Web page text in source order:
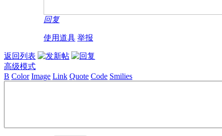
回复
使用道具 举报
返回列表
高级模式
B Color Image Link Quote Code Smilies